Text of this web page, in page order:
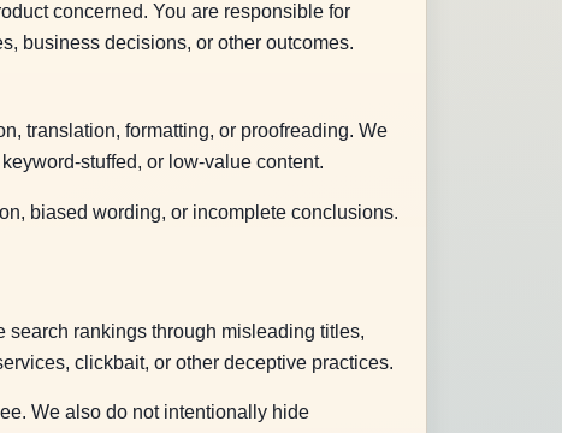
concerned. You are responsible for
business decisions, or other outcomes.
translation, formatting, or proofreading. We
stuffed, or low-value content.
biased wording, or incomplete conclusions.
search rankings through misleading titles,
clickbait, or other deceptive practices.
We also do not intentionally hide